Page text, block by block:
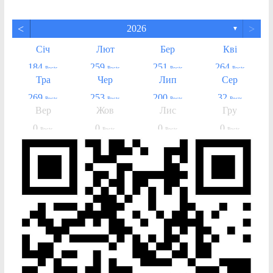
< 2026 ▼ >
Січ
184 Posts
Лют
259 Posts
Бер
251
Posts
Кві
264 Posts
Тра
269 Posts
Чер
253 Posts
Лип
200 Posts
Сер
32 Posts
Вер
0 Posts
Жов
0 Posts
Лис
0 Posts
Гру
0 Posts